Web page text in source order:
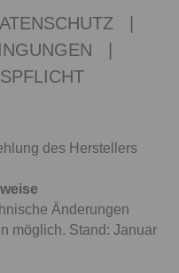
des Herstellers
Änderungen
möglich. Stand: Januar